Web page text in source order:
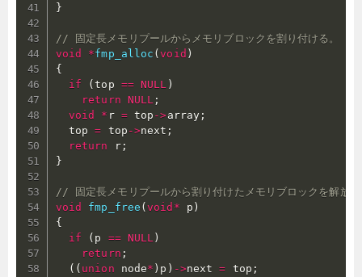
}
// 固定長メモリプールからメモリブロックを割り付ける。
void
*fmp_alloc (void )
{
if
(top == NULL )
return NULL ;
void
* r = top ->array ;
  top
= top ->next ;
return
r;
}
// 固定長メモリプールから割り付けたメモリブロックを解放
void
fmp_free (void * p )
{
if
( p == NULL )
return ;
( ( union node* ) p ) ->next = top ;